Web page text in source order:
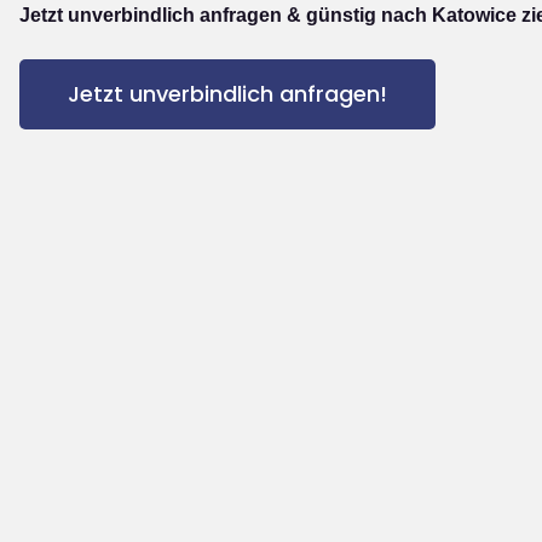
Jetzt unverbindlich anfragen & günstig nach Katowice
Jetzt unverbindlich anfragen!